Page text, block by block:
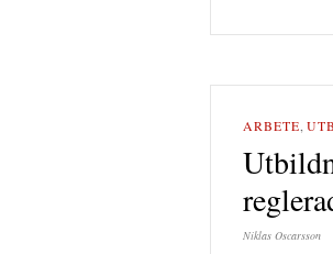
ARBETE,
Niklas Oscarsson